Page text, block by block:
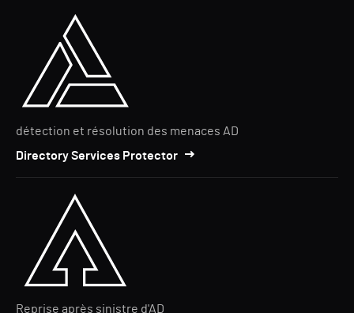
détection et résolution des menaces AD
Directory Services Protector
Reprise après sinistre d'AD